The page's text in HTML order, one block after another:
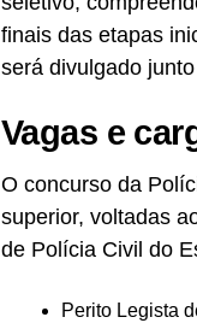
finais das etapas
será divulgado
Vagas e
O concurso da
superior, voltadas
de Polícia Civil do
Perito Legista